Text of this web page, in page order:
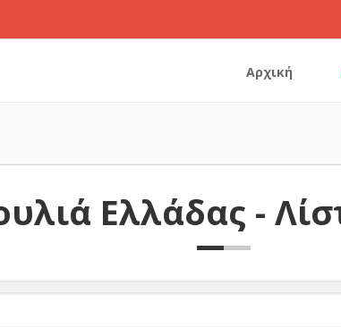
Αρχική
Ελλάδας -